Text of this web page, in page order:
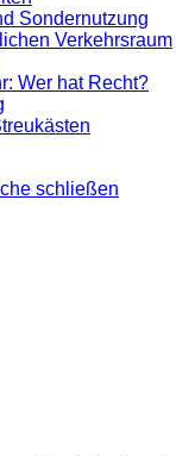
Sondernutzung
Verkehrsraum
Wer hat Recht?
schließen